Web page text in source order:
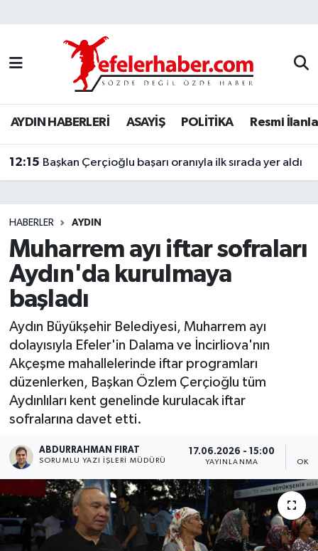
AYDIN HABERLERİ ASAYİŞ POLİTİKA Resmi
12:15 Başkan Çerçioğlu başarı oranıyla ilk sırada yer aldı
HABERLER AYDIN
Muharrem ayı iftar sofraları
Aydın'da kurulmaya
başladı
Aydın Büyükşehir Belediyesi, Muharrem ayı
dolayısıyla Efeler'in Dalama ve İncirliova'nın
Akçeşme mahallelerinde iftar programları
düzenlerken, Başkan Özlem Çerçioğlu tüm
Aydınlıları kent genelinde kurulacak iftar
sofralarına davet etti.
ABDURRAHMAN FIRAT
SORUMLU YAZI İŞLERI MÜDÜRÜ
17.06.2026 - 15:00
YAYINLANMA
Nöbetçi Eczaneler
Hava Durumu
Aydin Namaz Vakitleri
Trafik Durumu
Son Dakika Haberleri
Haber Arşivi